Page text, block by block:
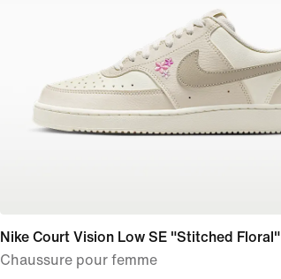
Nike Court Vision Low SE "Stitched Floral"
Chaussure pour femme